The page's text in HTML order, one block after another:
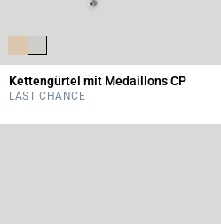
Kettengürtel mit Medaillons CP
LAST CHANCE